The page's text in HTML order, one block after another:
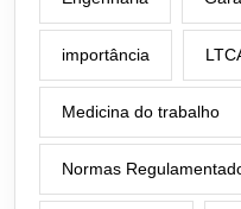
importância
Medicina do trabalho
Normas